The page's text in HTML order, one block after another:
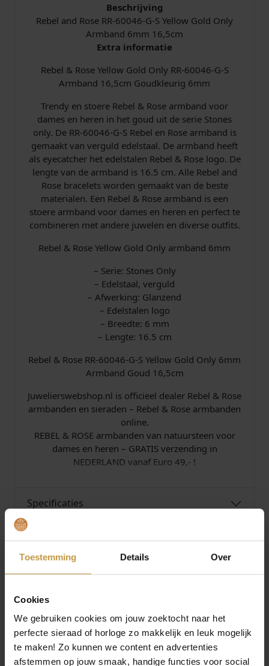
Toestemming Details Over
Cookies
We gebruiken cookies om jouw zoektocht naar het
perfecte sieraad of horloge zo makkelijk en leuk mogelijk
te maken! Zo kunnen we content en advertenties
afstemmen op jouw smaak, handige functies voor social
l
y
-
6
0
4
6
-
G
-
S
A
r
m
1
m
a
n
t
l
Beschrijving
Rebel and Rose RR-60046-G-S Yellow Gold Only
Armband 6mm 16,5cm
Extra informatie
Rebel & Rose Yellow Gold Only RR-60046-G-S
Armband 16,5cm Goudkleurig 6mm
Trendy en stoere Rebel & Rose armband voor
dames en heren in het goud uit de serie Stones
only. De RR-60046-G-S Rebel en Rose armband is
gemaakt van verguld edelstaal. De armband heeft
als eyecatcher het edelstalen Rebel & Rose logo. De
lengte van de armband is 16.5 cm. Alle Rebel and
Rose bracelets worden gemaakt van de beste
materialen. Een Rebel & Rose armband is een
stoere armband voor dames en heren en perfect te
combineren met andere juwelen en diverse outfits.
Rebel & Rose Yellow Gold Only armband 6mm
– Serie: Stones Only
– Edelstaal, verguld
– Afwerking: Glanzend
– Edelstalen logo
– Breedte: 6 mm
– Lengte: 16.5 cm
Rebel & Rose RR-60046-G-S Yellow Gold Only 6mm
Armband Goud 16,5cm
Juwelierswebshop.nl is officieel dealer Rebel & Rose
armbanden en sieraden – Rebel & Rose armbanden
online.
REBEL & ROSE armbanden van natuursteen voor
dames en heren – GRATIS verzending in
NEDERLAND vanaf Euro 49,- !
Specificaties
Over Rebel and Rose
MEER VAN REBEL AND ROSE
Aanbieding! Aanbieding!